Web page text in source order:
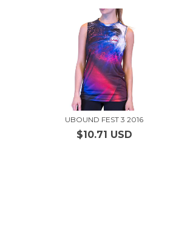
UBOUND FEST 3 2016
$10.71 USD